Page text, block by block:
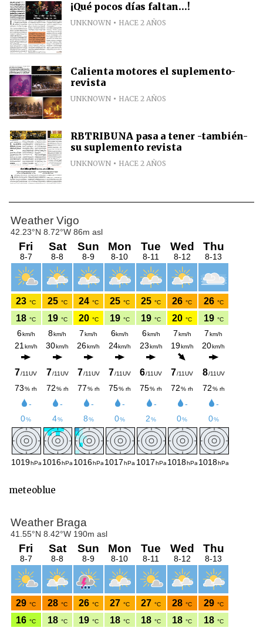
¡Qué pocos días faltan...!
UNKNOWN HACE 2 AÑOS
Calienta motores el suplemento-
revista
UNKNOWN HACE 2 AÑOS
RBTRIBUNA pasa a tener -también-
su suplemento revista
UNKNOWN HACE 2 AÑOS
meteoblue